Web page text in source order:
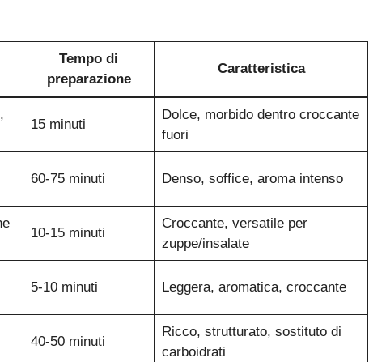
Tempo di
preparazione
Caratteristica
15 minuti
Dolce, morbido dentro croccante
fuori
60-75 minuti Denso, soffice, aroma intenso
10-15 minuti
Croccante, versatile per
zuppe/insalate
5-10 minuti Leggera, aromatica, croccante
40-50 minuti
Ricco, strutturato, sostituto di
carboidrati